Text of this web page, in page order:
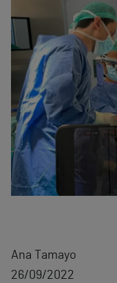
Ana Tamayo
26/09/2022